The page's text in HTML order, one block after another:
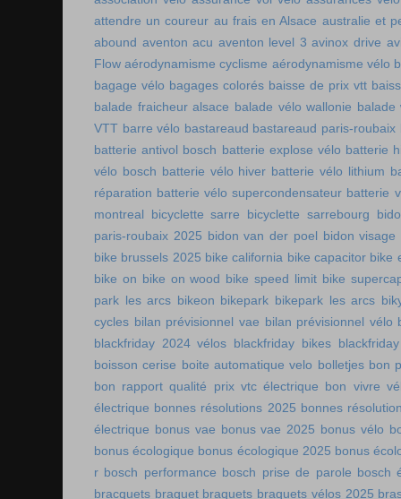
attendre un coureur au frais en Alsace australie et
abound aventon acu aventon level 3 avinox drive
Flow aérodynamisme cyclisme aérodynamisme vélo
bagage vélo bagages colorés baisse de prix vtt
balade fraicheur alsace balade vélo wallonie balade
VTT barre vélo bastareaud bastareaud paris-roubaix
batterie antivol bosch batterie explose vélo batterie
vélo bosch batterie vélo hiver batterie vélo lithium
réparation batterie vélo supercondensateur batterie
montreal
bicyclette sarre bicyclette sarrebourg
paris-roubaix 2025 bidon van der poel bidon visage
bike brussels 2025 bike california bike capacitor bike
bike on bike on wood bike speed limit bike
park les arcs bikeon bikepark bikepark les arcs
cycles bilan prévisionnel vae bilan prévisionnel vélo
blackfriday 2024 vélos blackfriday bikes
boisson cerise boite automatique velo bolletjes bon
bon rapport qualité prix vtc électrique bon vivre
électrique bonnes résolutions 2025 bonnes
électrique bonus vae bonus vae 2025 bonus vélo
bonus écologique bonus écologique 2025 bonus
r bosch performance bosch prise de parole bosch
bracquets braquet braquets braquets vélos 2025